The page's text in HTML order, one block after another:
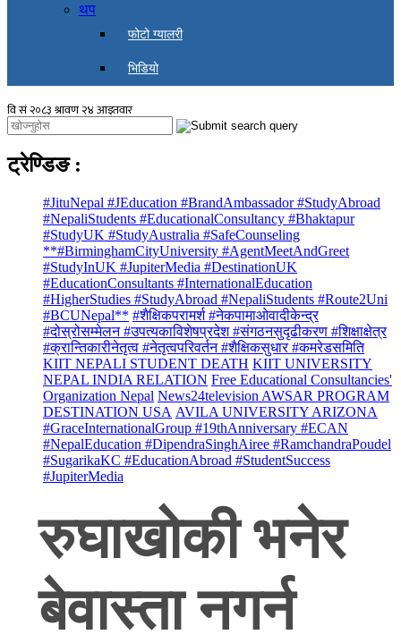
थप
फोटो ग्यालरी
भिडियो
ट्रेण्डिङ :
#JituNepal #JEducation #BrandAmbassador #StudyAbroad
#NepaliStudents #EducationalConsultancy #Bhaktapur
#StudyUK #StudyAustralia #SafeCounseling
**#BirminghamCityUniversity #AgentMeetAndGreet
#StudyInUK #JupiterMedia #DestinationUK
#EducationConsultants #InternationalEducation
#HigherStudies #StudyAbroad #NepaliStudents #Route2Uni
#BCUNepal** #शैक्षिकपरामर्श #नेकपामाओवादीकेन्द्र
#दोस्रोसम्मेलन #उपत्यकाविशेषप्रदेश #संगठनसुदृढीकरण #शिक्षाक्षेत्र
#क्रान्तिकारीनेतृत्व #नेतृत्वपरिवर्तन #शैक्षिकसुधार #कमरेडसमिति
KIIT NEPALI STUDENT DEATH KIIT UNIVERSITY
NEPAL INDIA RELATION Free Educational Consultancies'
Organization Nepal News24television AWSAR PROGRAM
DESTINATION USA AVILA UNIVERSITY ARIZONA
#GraceInternationalGroup #19thAnniversary #ECAN
#NepalEducation #DipendraSinghAiree #RamchandraPoudel
#SugarikaKC #EducationAbroad #StudentSuccess
#JupiterMedia
रुघाखोकी भनेर
बेवास्ता नगर्न